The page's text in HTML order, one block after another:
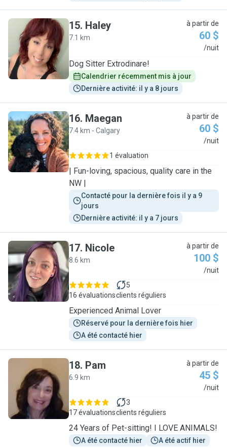
H
15. Haley
7.1 km
à partir de
60 $
/nuit
Dog Sitter Extrodinare!
Calendrier récemment mis à jour
Dernière activité: il y a 8 jours
M
16. Maegan
7.4 km - Calgary
à partir de
60 $
/nuit
1 évaluation
| Fun-loving, spacious, quality care in the
NW |
Contacté pour la dernière fois il y a 9
jours
Dernière activité: il y a 7 jours
N
17. Nicole
8.6 km
à partir de
100 $
/nuit
16 évaluations
5
clients réguliers
Experienced Animal Lover
Réservé pour la dernière fois hier
A été contacté hier
P
18. Pam
6.9 km
à partir de
45 $
/nuit
17 évaluations
3
clients réguliers
24 Years of Pet-sitting! I LOVE ANIMALS!
A été contacté hier A été actif hier